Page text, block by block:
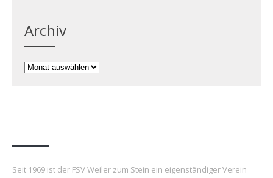
Archiv
Archiv
Seit 1969 ist der FSV Weiler zum Stein ein eigenständiger Verein